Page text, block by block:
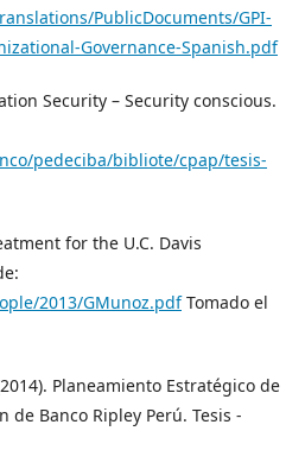
PublicDocuments/GPI-
Governance-Spanish.pdf
Security – Security conscious.
pedeciba/bibliote/cpap/tesis-
for the U.C. Davis
2013/GMunoz.pdfTomado el
Planeamiento Estratégico de
de Banco Ripley Perú. Tesis -